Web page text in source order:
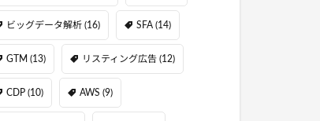
ビッグデータ解析 (16) SFA (14)
GTM (13) リスティング広告 (12)
CDP (10) AWS (9)